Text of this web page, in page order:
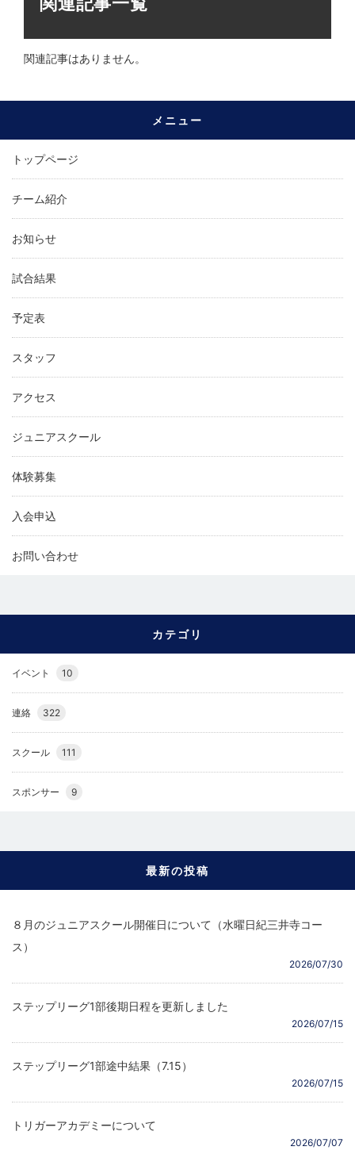
関連記事はありません。
メニュー
トップページ
チーム紹介
お知らせ
試合結果
予定表
スタッフ
アクセス
ジュニアスクール
体験募集
入会申込
お問い合わせ
カテゴリ
イベント 10
連絡 322
スクール 111
スポンサー 9
最新の投稿
８月のジュニアスクール開催日について（水曜日紀三井寺コー
ス）
2026/07/30
ステップリーグ1部後期日程を更新しました
2026/07/15
ステップリーグ1部途中結果（7.15）
2026/07/15
トリガーアカデミーについて
2026/07/07